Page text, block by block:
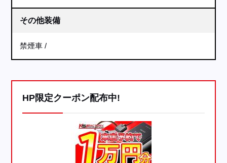
その他装備
禁煙車
HP限定クーポン配布中!